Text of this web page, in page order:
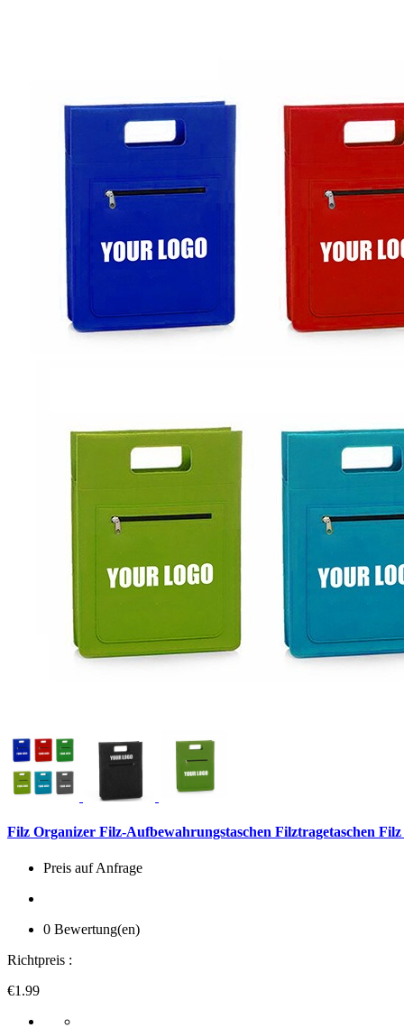
Filz Organizer Filz-Aufbewahrungstaschen Filztragetaschen
Preis auf Anfrage
0 Bewertung(en)
Richtpreis :
€1.99